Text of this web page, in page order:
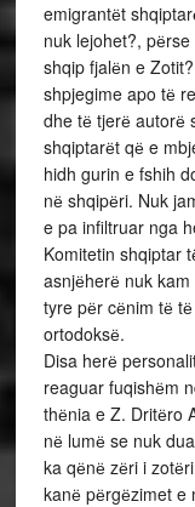
emigrantёt
nuk lejohet?,
shqip fjalёn e
shpjegime apo tё
dhe tё tjerё autorё
shqiptarёt qё e
hidh gurin e fshih
nё shqipёri. Nuk
e pa infiltruar nga
Komitetin shqiptar
asnjёherё nuk
tyre pёr cёnim tё
ortodoksё.
Disa herё
reaguar fuqishёm
thёnia e Z. Dritёro
nё lumё se nuk
ka qёnё zёri i
kanё pёrgёzimet e